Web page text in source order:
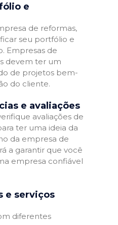
e
de reformas,
seu portfólio e
Empresas de
devem ter um
de projetos bem-
do cliente.
e avaliações
avaliações de
ter uma ideia da
da empresa de
a garantir que você
empresa confiável
e serviços
diferentes